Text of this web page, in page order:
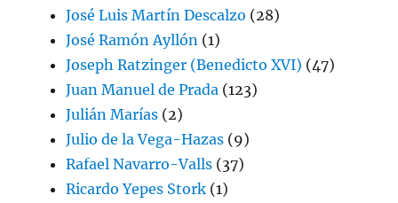
José Luis Martín Descalzo (28)
José Ramón Ayllón (1)
Joseph Ratzinger (Benedicto XVI) (47)
Juan Manuel de Prada (123)
Julián Marías (2)
Julio de la Vega-Hazas (9)
Rafael Navarro-Valls (37)
Ricardo Yepes Stork (1)